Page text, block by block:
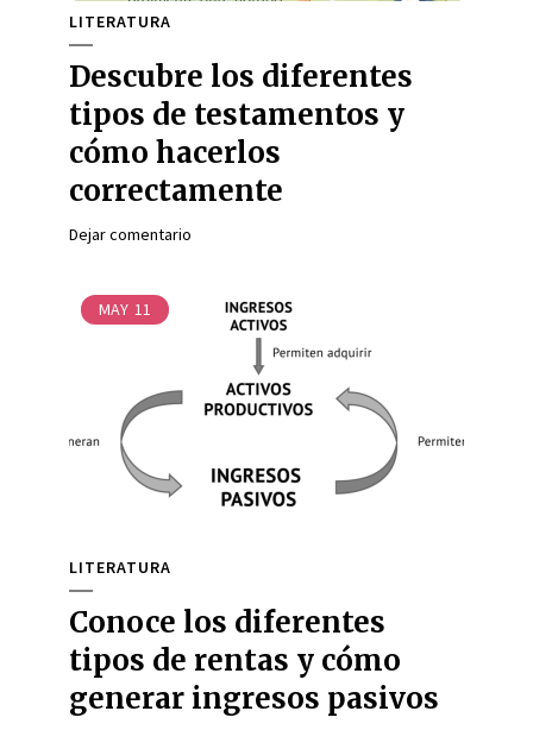
LITERATURA
Descubre los diferentes
tipos de testamentos y
cómo hacerlos
correctamente
Dejar comentario
MAY 11
LITERATURA
Conoce los diferentes
tipos de rentas y cómo
generar ingresos pasivos